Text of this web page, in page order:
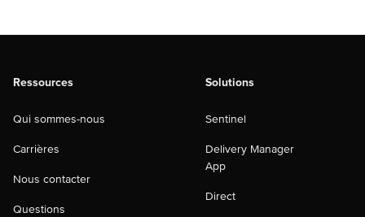
Ressources
Qui sommes-nous
Carrières
Nous contacter
Questions
Solutions
Sentinel
Delivery Manager
App
Direct